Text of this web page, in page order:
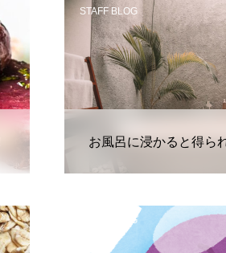
STAFF BLOG
お風呂に浸かると得ら
STAFF BLOG